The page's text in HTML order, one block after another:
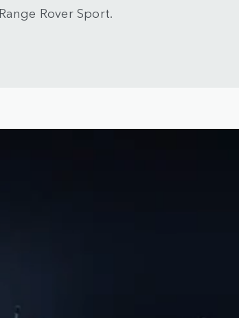
Rover Sport.